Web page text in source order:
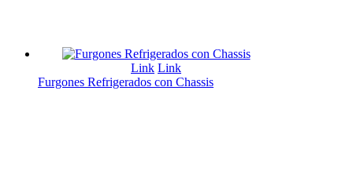
Link Link
Furgones Refrigerados con Chassis